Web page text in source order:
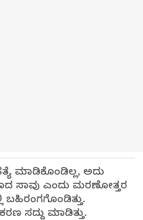
ಮಾಡಿಕೊಂಡಿಲ್ಲ, ಅದು
ಸಾವು ಎಂದು ಮರಣೋತ್ತರ
ಬಹಿರಂಗಗೊಂಡಿತ್ತು.
ಸದ್ದು ಮಾಡಿತ್ತು.